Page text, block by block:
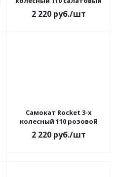
2 220руб./шт
Самокат Rocket 3-х
колесный 110 розовой
2 220руб./шт